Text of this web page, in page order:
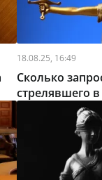
18.08.25, 16:49
Сколько
стрелявшего